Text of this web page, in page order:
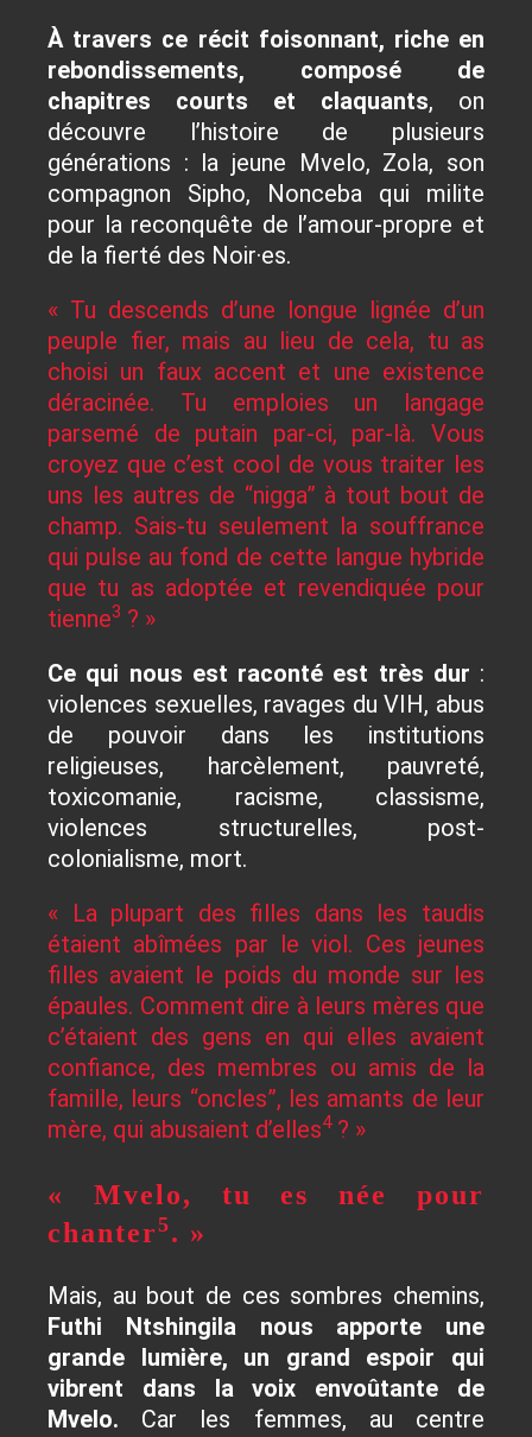
À travers ce récit foisonnant, riche en
rebondissements, composé de
chapitres courts et claquants, on
découvre l’histoire de plusieurs
générations : la jeune Mvelo, Zola, son
compagnon Sipho, Nonceba qui milite
pour la reconquête de l’amour-propre et
de la fierté des Noir·es.
« Tu descends d’une longue lignée d’un
peuple fier, mais au lieu de cela, tu as
choisi un faux accent et une existence
déracinée. Tu emploies un langage
parsemé de putain par-ci, par-là. Vous
croyez que c’est cool de vous traiter les
uns les autres de “nigga” à tout bout de
champ. Sais-tu seulement la souffrance
qui pulse au fond de cette langue hybride
que tu as adoptée et revendiquée pour
tienne3 ? »
Ce qui nous est raconté est très dur :
violences sexuelles, ravages du VIH, abus
de pouvoir dans les institutions
religieuses, harcèlement, pauvreté,
toxicomanie, racisme, classisme,
violences structurelles, post-
colonialisme, mort.
« La plupart des filles dans les taudis
étaient abîmées par le viol. Ces jeunes
filles avaient le poids du monde sur les
épaules. Comment dire à leurs mères que
c’étaient des gens en qui elles avaient
confiance, des membres ou amis de la
famille, leurs “oncles”, les amants de leur
mère, qui abusaient d’elles4? »
« Mvelo, tu es née pour
chanter5. »
Mais, au bout de ces sombres chemins,
Futhi Ntshingila nous apporte une
grande lumière, un grand espoir qui
vibrent dans la voix envoûtante de
Mvelo. Car les femmes, au centre